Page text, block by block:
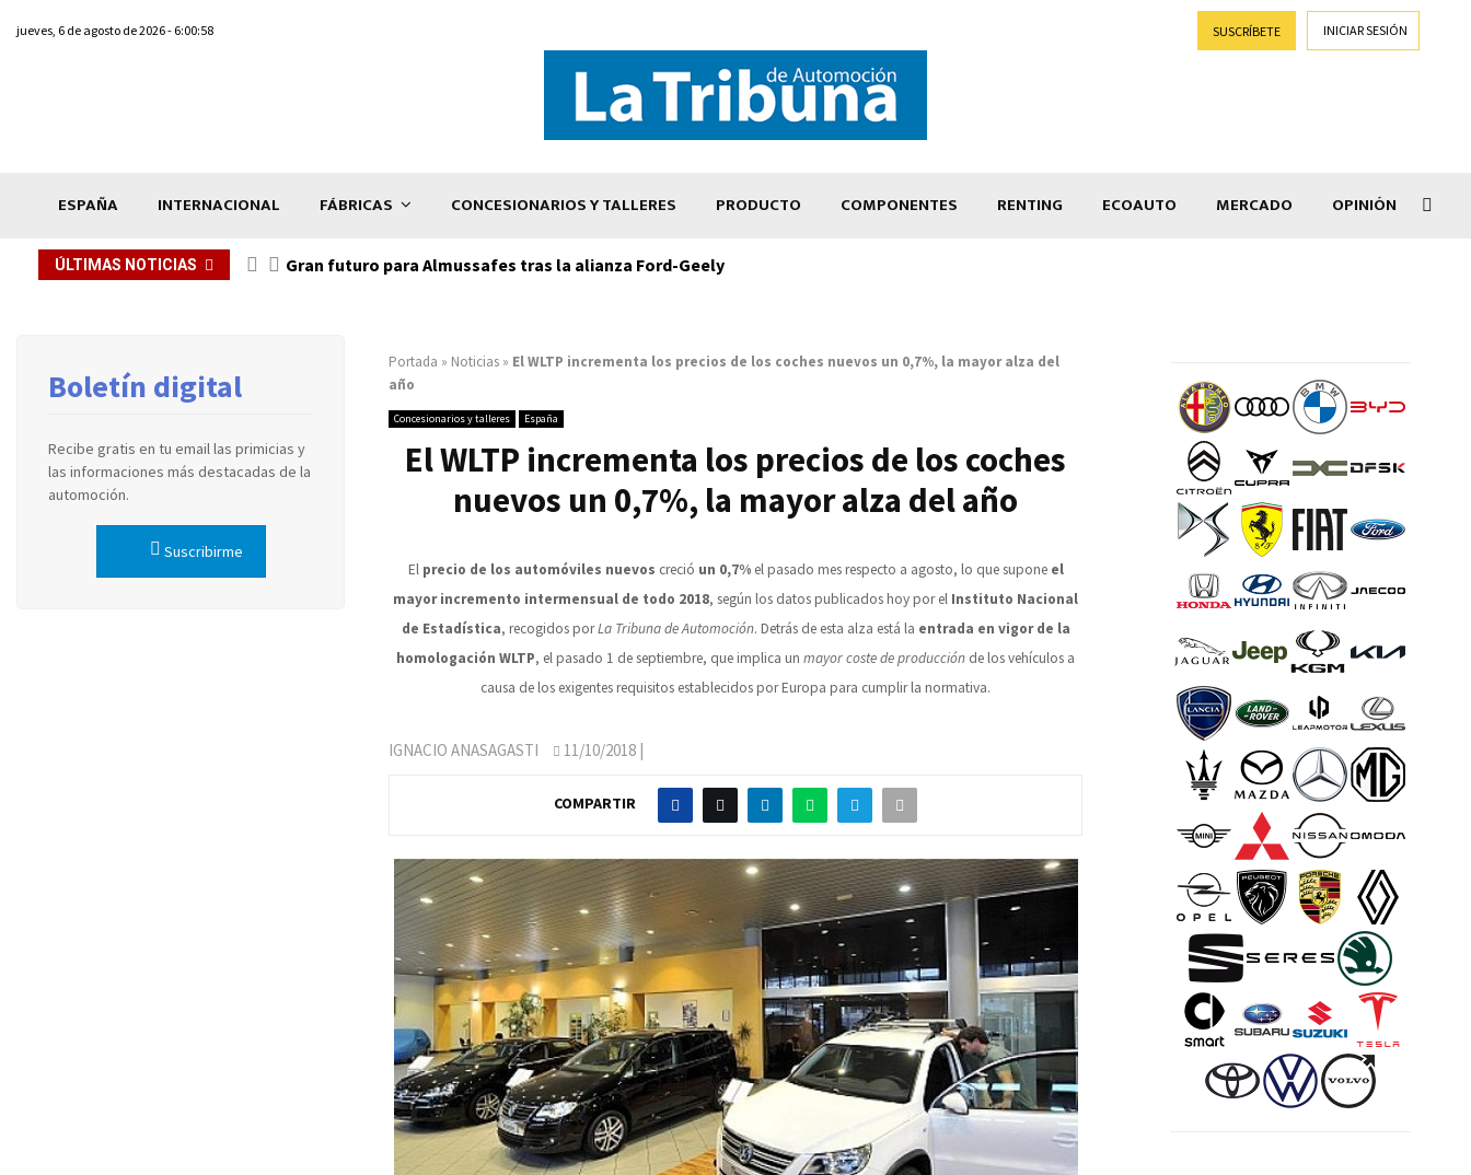
jueves, 6 de agosto de 2026 - 6:00:58 SUSCRÍBETE INICIAR SESIÓN
ESPAÑA INTERNACIONAL FÁBRICAS CONCESIONARIOS Y TALLERES PRODUCTO COMPONENTES RENTING ECOAUTO MERCADO OPINIÓN
ÚLTIMAS NOTICIAS Gran futuro para Almussafes tras la alianza Ford-Geely
Portada » Noticias » El WLTP incrementa los precios de los coches nuevos un 0,7%, la mayor alza del
año
Concesionarios y talleres España
El WLTP incrementa los precios de los coches
nuevos un 0,7%, la mayor alza del año
El precio de los automóviles nuevos creció un 0,7%el pasado mes respecto a agosto, lo que supone el
mayor incremento intermensual de todo 2018, según los datos publicados hoy por el Instituto Nacional
de Estadística, recogidos porLa Tribuna de Automoción. Detrás de esta alza está la entrada en vigor de la
homologación WLTP, el pasado 1 de septiembre, que implica un mayor coste de producción de los vehículos a
causa de los exigentes requisitos establecidos por Europa para cumplir la normativa.
IGNACIO ANASAGASTI 11/10/2018 |
COMPARTIR
Boletín digital
Recibe gratis en tu email las primicias y
las informaciones más destacadas de la
automoción.
Suscribirme